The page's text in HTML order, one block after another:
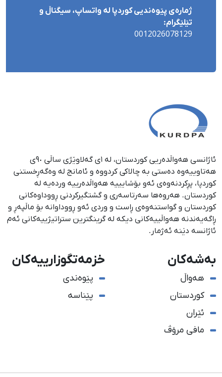
ژمارەی پێوەندیی کوردپا لە واتساپ، سیگناڵ و
تێلێگرام:
0012026078129
ئاژانسی هەواڵدەریی کوردستان، لە ١ی گەلاوێژی ساڵی ٩٠ی
هەتاوییەوە دەستی بە چالاکی کردووە و ئامانج لە وەگەڕخستنی
كوردپا، پڕكردنەوەی ئەو بۆشایییە هەواڵدەرییە وردەیە لە
كوردستان. هەروەها سەرتاسەری و گشتگیركردنی ڕووداوەكانی
كوردستان و گواستنەوەی ڕاست و وردی ئەو ڕووداوانە بۆ ماڵپەڕ و
ڕاگەیەندنە هەواڵییەكانی دیكە لە گرینگترین ستراتیژییەكانی ئەم
ئاژانسە دێنە ئەژمار.
بەشەکان
هەواڵ
کوردستان
ئێران
مافی مرۆڤ
خزمەتگوزارییەکان
پێوەندی
پێناسە